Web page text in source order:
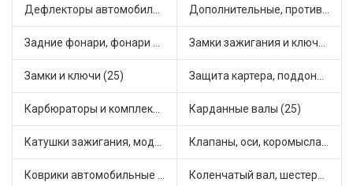
Дефлекторы автомобильные (1) Дополнительные, противотуманные фары (2)
Задние фонари, фонари видимости (2) Замки зажигания и ключи (11)
Замки и ключи (25) Защита картера, поддона, КПП (3)
Карбюраторы и комплектующие (19) Карданные валы (25)
Катушки зажигания, модули зажигания (3) Клапаны, оси, коромысла (14)
Коврики автомобильные (6) Коленчатый вал, шестерни коленчатого вала (6)